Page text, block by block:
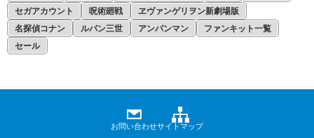
セガアカウント
呪術廻戦
ヱヴァンゲリヲン新劇場版
名探偵コナン
ルパン三世 アンパンマン
ファンキット一覧
セール
お問い合わせサイトマップ